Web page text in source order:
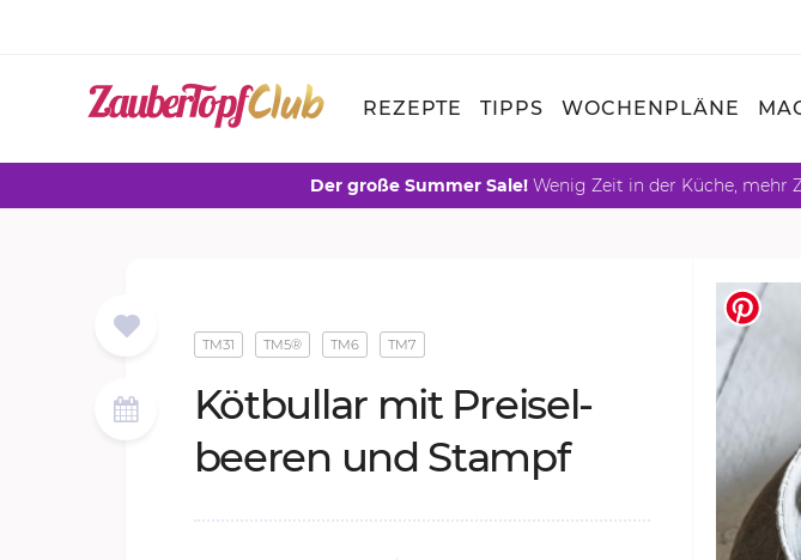
REZEPTE TIPPS WOCHENPLÄNE
Der große Summer Sale! Wenig Zeit in der Küche, mehr
TM31 TM5® TM6 TM7
Köt­bul­lar mit Prei­sel­
bee­ren und Stampf